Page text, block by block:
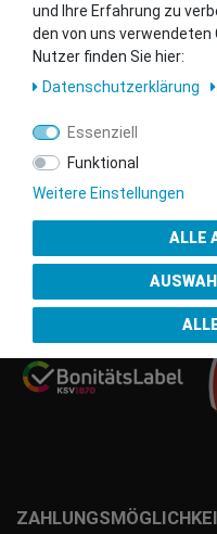
Sie wollen uns beliefern?
Kontaktieren Sie unser
Whatsapp: +436766684438
info@gsmshop.at
13.02.2024 14:55
Gütesiegel
und Ihre Erfahrung zu
den von uns verwendeten
Nutzer finden Sie hier:
Daten­schutz­erklärung
Essenziell
Funktional
Weitere Einstellungen
ALLE